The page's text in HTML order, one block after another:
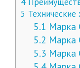
5 Технические
5.1
5.2
5.3